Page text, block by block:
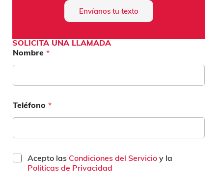
Envíanos tu texto
SOLICITA UNA LLAMADA
Nombre *
Teléfono *
C
Acepto las Condiciones del Servicio y la
Políticas de Privacidad